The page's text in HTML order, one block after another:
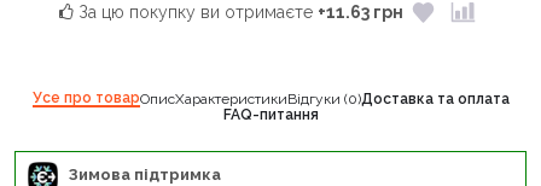
За цю покупку ви отримаєте +11.63 грн
Усе про товарОписХарактеристикиВідгуки (0)Доставка та оплата
FAQ-питання
Зимова підтримка